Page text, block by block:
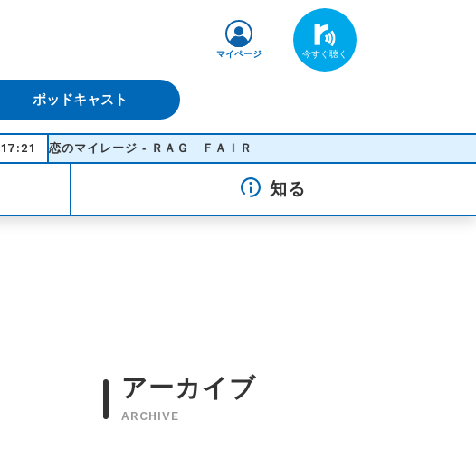
ポッドキャスト
マイページ
17:21
恋のマイレージ - ＲＡＧ ＦＡＩＲ
知る
アーカイブ
ARCHIVE